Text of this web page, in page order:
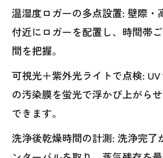
温湿度ロガーの多点設置: 壁際・
付近にロガーを配置し、時間帯
間を把握。
可視光＋紫外光ライトで点検:
の汚染膜を蛍光で浮かび上がら
できます。
洗浄後乾燥時間の計測: 洗浄完了